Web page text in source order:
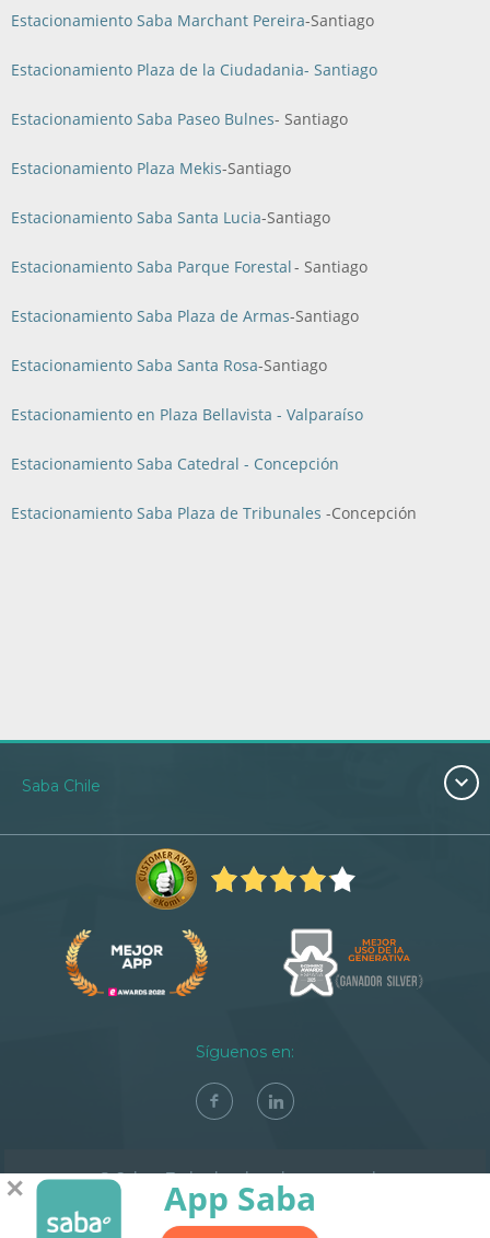
✕ App Saba
Estacionamiento Saba Marchant Pereira-Santiago
Estacionamiento Plaza de la Ciudadania- Santiago
Estacionamiento Saba Paseo Bulnes- Santiago
Estacionamiento Plaza Mekis-Santiago
Estacionamiento Saba Santa Lucia-Santiago
Estacionamiento Saba Parque Forestal- Santiago
Estacionamiento Saba Plaza de Armas-Santiago
Estacionamiento Saba Santa Rosa-Santiago
Estacionamiento en Plaza Bellavista - Valparaíso
Estacionamiento Saba Catedral - Concepción
Estacionamiento Saba Plaza de Tribunales -Concepción
Saba Chile
Síguenos en:
© Saba - Todos los derechos reservados
Términos y condiciones
Aviso legal